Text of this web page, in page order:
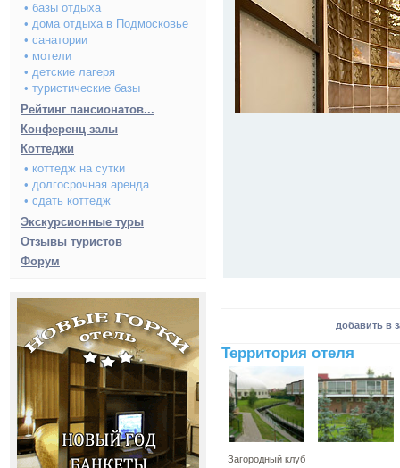
• базы отдыха
• дома отдыха в Подмосковье
• санатории
• мотели
• детские лагеря
• туристические базы
Рейтинг пансионатов...
Конференц залы
Коттеджи
• коттедж на сутки
• долгосрочная аренда
• сдать коттедж
Экскурсионные туры
Отзывы туристов
Форум
добавить в
Территория отеля
Загородный клуб